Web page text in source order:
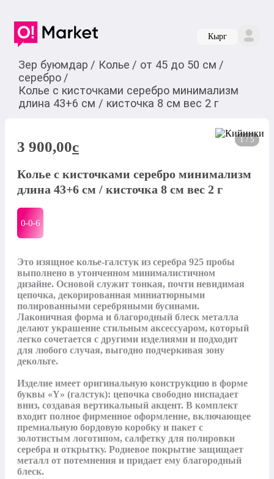
Кырг
Зер буюмдар / Колье / от 45 до 50 см /
серебро /
Колье с кисточками серебро минимализм
длина 43+6 см / кисточка 8 см вес 2 г
1 / 5
3 900,00c
Колье с кисточками серебро минимализм
длина 43+6 см / кисточка 8 см вес 2 г
0-0-6
Это изящное колье-галстук из серебра 925 пробы
выполнено в утонченном минималистичном
дизайне. Основой служит тонкая, почти невидимая
цепочка, декорированная миниатюрными
полированными серебряными бусинами.
Лаконичная форма и благородный блеск металла
делают украшение стильным аксессуаром, который
легко сочетается с другими изделиями и подходит
для любого случая, выгодно подчеркивая зону
декольте.
Изделие имеет оригинальную конструкцию в форме
буквы «Y» (галстук): цепочка свободно ниспадает
вниз, создавая вертикальный акцент. В комплект
входит полное фирменное оформление, включающее
премиальную бордовую коробку и пакет с
золотистым логотипом, салфетку для полировки
серебра и открытку. Родиевое покрытие защищает
металл от потемнения и придает ему благородный
блеск.